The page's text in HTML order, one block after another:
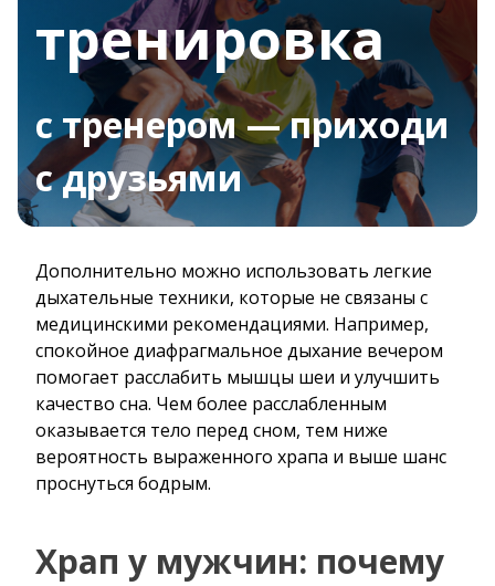
тренировка
с тренером — приходи
с друзьями
Дополнительно можно использовать легкие
дыхательные техники, которые не связаны с
медицинскими рекомендациями. Например,
спокойное диафрагмальное дыхание вечером
помогает расслабить мышцы шеи и улучшить
качество сна. Чем более расслабленным
оказывается тело перед сном, тем ниже
вероятность выраженного храпа и выше шанс
проснуться бодрым.
Храп у мужчин: почему